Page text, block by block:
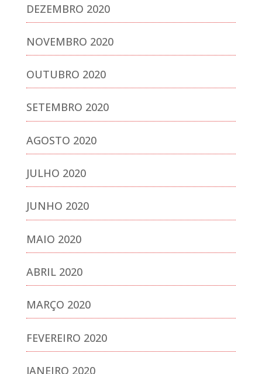
DEZEMBRO 2020
NOVEMBRO 2020
OUTUBRO 2020
SETEMBRO 2020
AGOSTO 2020
JULHO 2020
JUNHO 2020
MAIO 2020
ABRIL 2020
MARÇO 2020
FEVEREIRO 2020
JANEIRO 2020